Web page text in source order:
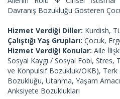
Davranış Bozukluğu Gösteren
Hizmet Verdiği Diller: Kurdish,
Çalıştığı Yaş Grupları: Çocuk,
Hizmet Verdiği Konular: Aile
Sosyal Kaygı / Sosyal Fobi, Stres,
ve Konpulsif Bozukluk/OKB), Terk
Bozukluğu, Utanma, Yaşam
Anksiyete Bozuklukları